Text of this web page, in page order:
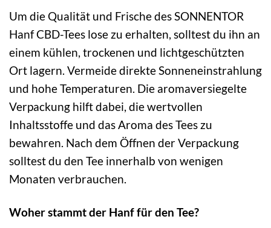
Um die Qualität und Frische des SONNENTOR
Hanf CBD-Tees lose zu erhalten, solltest du ihn an
einem kühlen, trockenen und lichtgeschützten
Ort lagern. Vermeide direkte Sonneneinstrahlung
und hohe Temperaturen. Die aromaversiegelte
Verpackung hilft dabei, die wertvollen
Inhaltsstoffe und das Aroma des Tees zu
bewahren. Nach dem Öffnen der Verpackung
solltest du den Tee innerhalb von wenigen
Monaten verbrauchen.
Woher stammt der Hanf für den Tee?